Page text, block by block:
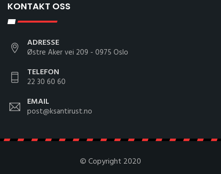
KONTAKT OSS
ADRESSE
Østre Aker vei 209 - 0975 Oslo
TELEFON
22 30 60 60
EMAIL
post@ksantirust.no
© Copyright 2020